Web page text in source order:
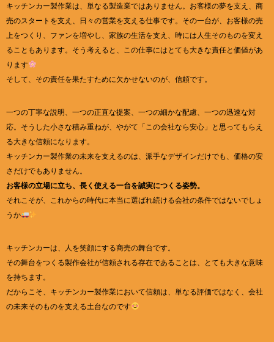
キッチンカー製作業は、単なる製造業ではありません。お客様の夢を支え、商
売のスタートを支え、日々の営業を支える仕事です。その一台が、お客様の売
上をつくり、ファンを増やし、家族の生活を支え、時には人生そのものを変え
ることもあります。そう考えると、この仕事にはとても大きな責任と価値があ
ります
そして、その責任を果たすために欠かせないのが、信頼です。
一つの丁寧な説明、一つの正直な提案、一つの細かな配慮、一つの迅速な対
応。そうした小さな積み重ねが、やがて「この会社なら安心」と思ってもらえ
る大きな信頼になります。
キッチンカー製作業の未来を支えるのは、派手なデザインだけでも、価格の安
さだけでもありません。
お客様の立場に立ち、長く使える一台を誠実につくる姿勢。
それこそが、これからの時代に本当に選ばれ続ける会社の条件ではないでしょ
うか
キッチンカーは、人を笑顔にする商売の舞台です。
その舞台をつくる製作会社が信頼される存在であることは、とても大きな意味
を持ちます。
だからこそ、キッチンカー製作業において信頼は、単なる評価ではなく、会社
の未来そのものを支える土台なのです